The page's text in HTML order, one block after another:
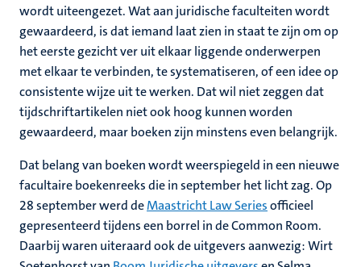
wordt uiteengezet. Wat aan juridische faculteiten wordt
gewaardeerd, is dat iemand laat zien in staat te zijn om op
het eerste gezicht ver uit elkaar liggende onderwerpen
met elkaar te verbinden, te systematiseren, of een idee op
consistente wijze uit te werken. Dat wil niet zeggen dat
tijdschriftartikelen niet ook hoog kunnen worden
gewaardeerd, maar boeken zijn minstens even belangrijk.
Dat belang van boeken wordt weerspiegeld in een nieuwe
facultaire boekenreeks die in september het licht zag. Op
28 september werd deMaastricht Law Seriesofficieel
gepresenteerd tijdens een borrel in de Common Room.
Daarbij waren uiteraard ook de uitgevers aanwezig: Wirt